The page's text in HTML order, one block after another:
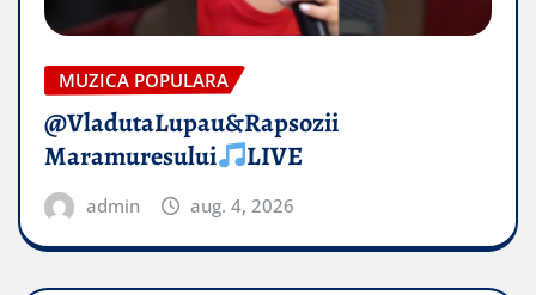
MUZICA POPULARA
@VladutaLupau&Rapsozii
Maramuresului
LIVE
admin aug. 4, 2026